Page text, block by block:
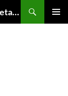
Camisetas NBA Baratas 2024【Camisetas Especiales Baloncesto】